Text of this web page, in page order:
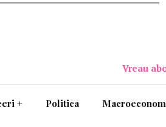
Vreau
+ Politica